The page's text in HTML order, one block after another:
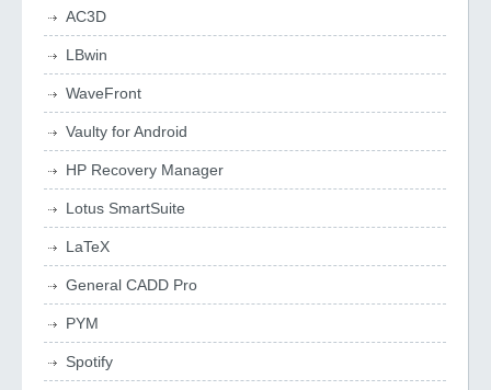
AC3D
LBwin
WaveFront
Vaulty for Android
HP Recovery Manager
Lotus SmartSuite
LaTeX
General CADD Pro
PYM
Spotify